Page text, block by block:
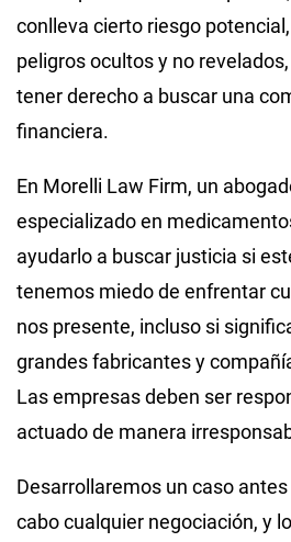
conlleva cierto riesgo
peligros ocultos y no
tener derecho a buscar una
financiera.
En Morelli Law Firm, un
especializado en
ayudarlo a buscar justicia si
tenemos miedo de enfrentar
nos presente, incluso si
grandes fabricantes y
Las empresas deben ser
actuado de manera
Desarrollaremos un caso
cabo cualquier negociación, y